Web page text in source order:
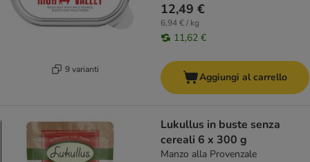
9 varianti
12,49 €
6,94 € / kg
11,62 €
Aggiungi al carrello
Lukullus in buste senza
cereali 6 x 300 g
Manzo alla Provenzale